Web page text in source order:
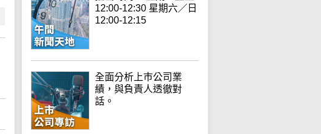
12:00-12:30 星期六／日
12:00-12:15
全面分析上巿公司業
績，與負責人透徹對
話。